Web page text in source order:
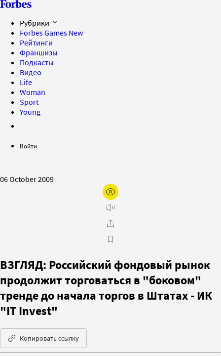
Рубрики
Forbes Games New
Рейтинги
Франшизы
Подкасты
Видео
Life
Woman
Sport
Young
Войти
06 October 2009
ВЗГЛЯД: Российский фондовый рынок
продолжит торговаться в "боковом"
тренде до начала торгов в Штатах - ИК
"IT Invest"
Копировать ссылку